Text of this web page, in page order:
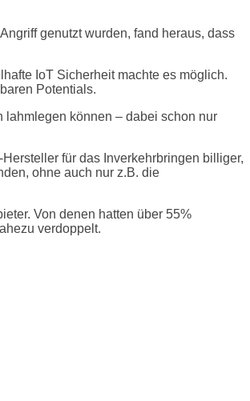
genutzt wurden, fand heraus, dass
IoT Sicherheit machte es möglich.
Potentials.
lahmlegen können – dabei schon nur
für das Inverkehrbringen billiger,
ohne auch nur z.B. die
Von denen hatten über 55%
verdoppelt.